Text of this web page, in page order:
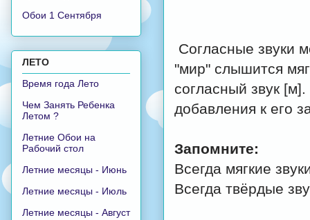
Согласные звуки
"мир" слышится
согласный звук
добавления к его
Запомните:
Всегда мягкие
Всегда твёрдые
Обои 1 Сентября
ЛЕТО
Время года Лето
Чем Занять Ребенка
Летом ?
Летние Обои на
Рабочий стол
Летние месяцы - Июнь
Летние месяцы - Июль
Летние месяцы - Август